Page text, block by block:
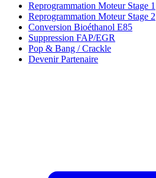
Reprogrammation Moteur Stage 1
Reprogrammation Moteur Stage 2
Conversion Bioéthanol E85
Suppression FAP/EGR
Pop & Bang / Crackle
Devenir Partenaire